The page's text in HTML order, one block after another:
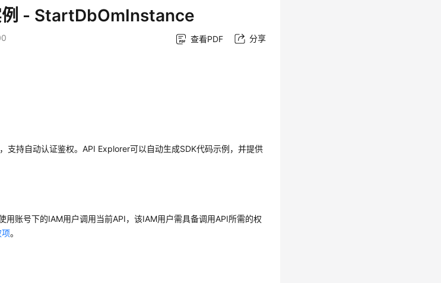
例 - StartDbOmInstance
查看PDF 分享
支持自动认证鉴权。API Explorer可以自动生成SDK代码示例，并提供
用账号下的IAM用户调用当前API，该IAM用户需具备调用API所需的权
项。